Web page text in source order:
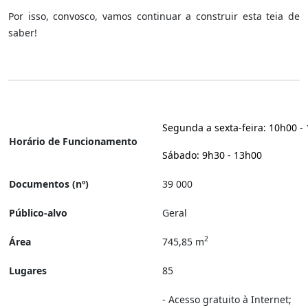
Por isso, convosco, vamos continuar a construir esta teia de
saber!
Horário de Funcionamento
Segunda a sexta-feira: 10h00 -
Sábado: 9h30 - 13h00
Documentos (nº) 39 000
Público-alvo Geral
Área 745,85 m2
Lugares 85
- Acesso gratuito à Internet;